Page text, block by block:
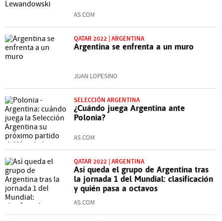
AS.COM
QATAR 2022 | ARGENTINA
Argentina se enfrenta a un muro
JUAN LOPESINO
SELECCIÓN ARGENTINA
¿Cuándo juega Argentina ante
Polonia?
AS.COM
QATAR 2022 | ARGENTINA
Así queda el grupo de Argentina tras
la jornada 1 del Mundial: clasificación
y quién pasa a octavos
AS.COM